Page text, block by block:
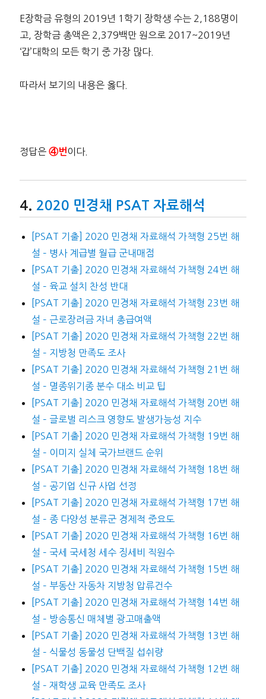
E장학금 유형의 2019년 1학기 장학생 수는 2,188명이
고, 장학금 총액은 2,379백만 원으로 2017~2019년
‘갑’대학의 모든 학기 중 가장 많다.
따라서 보기의 내용은 옳다.
정답은 ④번 이다.
2020 민경채 PSAT 자료해석
[PSAT 기출] 2020 민경채 자료해석 가책형 25번 해
설 – 병사 계급별 월급 군내매점
[PSAT 기출] 2020 민경채 자료해석 가책형 24번 해
설 – 육교 설치 찬성 반대
[PSAT 기출] 2020 민경채 자료해석 가책형 23번 해
설 – 근로장려금 자녀 총급여액
[PSAT 기출] 2020 민경채 자료해석 가책형 22번 해
설 – 지방청 만족도 조사
[PSAT 기출] 2020 민경채 자료해석 가책형 21번 해
설 – 멸종위기종 분수 대소 비교 팁
[PSAT 기출] 2020 민경채 자료해석 가책형 20번 해
설 – 글로벌 리스크 영향도 발생가능성 지수
[PSAT 기출] 2020 민경채 자료해석 가책형 19번 해
설 – 이미지 실체 국가브랜드 순위
[PSAT 기출] 2020 민경채 자료해석 가책형 18번 해
설 – 공기업 신규 사업 선정
[PSAT 기출] 2020 민경채 자료해석 가책형 17번 해
설 – 종 다양성 분류군 경제적 중요도
[PSAT 기출] 2020 민경채 자료해석 가책형 16번 해
설 – 국세 국세청 세수 징세비 직원수
[PSAT 기출] 2020 민경채 자료해석 가책형 15번 해
설 – 부동산 자동차 지방청 압류건수
[PSAT 기출] 2020 민경채 자료해석 가책형 14번 해
설 – 방송통신 매체별 광고매출액
[PSAT 기출] 2020 민경채 자료해석 가책형 13번 해
설 – 식물성 동물성 단백질 섭쉬량
[PSAT 기출] 2020 민경채 자료해석 가책형 12번 해
설 – 재학생 교육 만족도 조사